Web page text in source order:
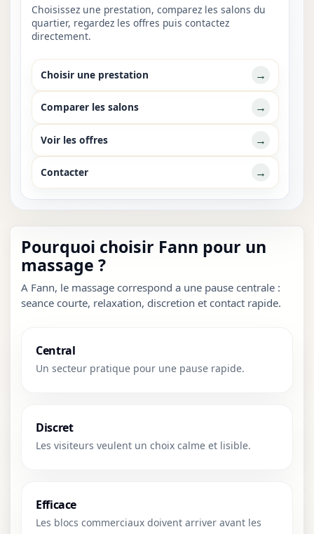
Choisissez une prestation, comparez les salons du
quartier, regardez les offres puis contactez
directement.
Choisir une prestation →
Comparer les salons →
Voir les offres →
Contacter →
Pourquoi choisir Fann pour un
massage ?
A Fann, le massage correspond a une pause centrale :
seance courte, relaxation, discretion et contact rapide.
Central
Un secteur pratique pour une pause rapide.
Discret
Les visiteurs veulent un choix calme et lisible.
Efficace
Les blocs commerciaux doivent arriver avant les